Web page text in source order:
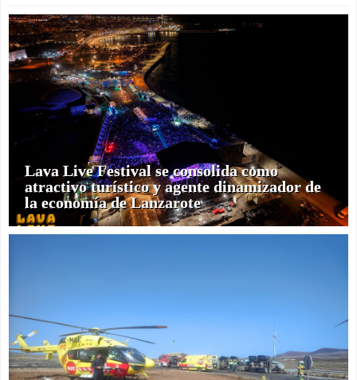
Lava Live Festival se consolida como
atractivo turístico y agente dinamizador de
la economía de Lanzarote